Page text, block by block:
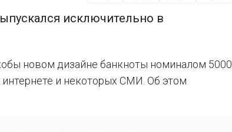
исключительно в
новом дизайне банкноты номиналом 5000
интернете и некоторых СМИ. Об этом